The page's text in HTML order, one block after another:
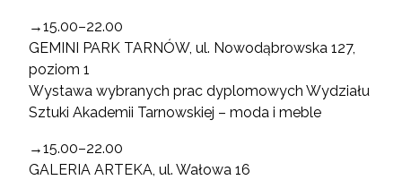
→15.00–22.00
GEMINI PARK TARNÓW, ul. Nowodąbrowska 127,
poziom 1
Wystawa wybranych prac dyplomowych Wydziału
Sztuki Akademii Tarnowskiej – moda i meble
→15.00–22.00
GALERIA ARTEKA, ul. Wałowa 16